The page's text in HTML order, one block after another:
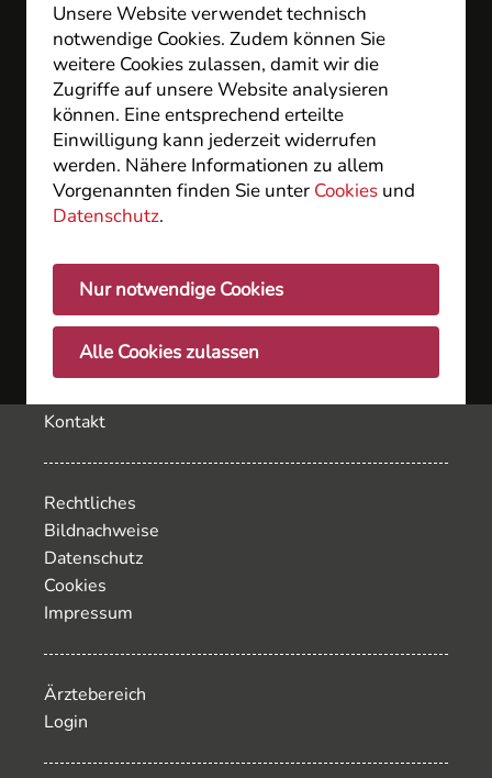
Unsere Website verwendet technisch
notwendige Cookies. Zudem können Sie
weitere Cookies zulassen, damit wir die
Zugriffe auf unsere Website analysieren
können. Eine entsprechend erteilte
Einwilligung kann jederzeit widerrufen
werden. Nähere Informationen zu allem
Vorgenannten finden Sie unter Cookies und
Datenschutz.
Nur notwendige Cookies
Alle Cookies zulassen
medicum Facharztzentrum
Wiesbaden GbR
Langenbeckplatz 2
D - 65189 Wiesbaden
Inhalt
Fachärzte
Service
Kontakt
Rechtliches
Bildnachweise
Datenschutz
Cookies
Impressum
Ärztebereich
Login